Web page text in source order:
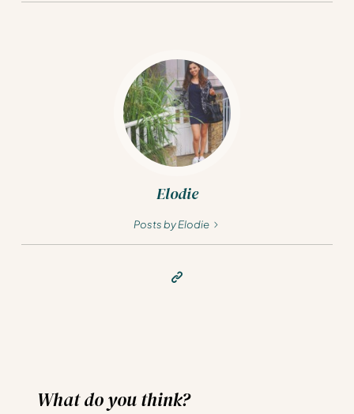
Elodie
Posts by Elodie
What do you think?